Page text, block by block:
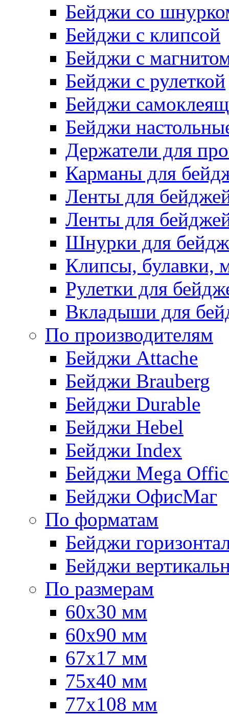
Бейджи со
Бейджи с клипсой
Бейджи с
Бейджи с рулеткой
Бейджи
Бейджи
Держатели для
Карманы для
Ленты для
Ленты для
Шнурки для
Клипсы, булавки,
Рулетки для
Вкладыши для
По производителям
Бейджи Attache
Бейджи Brauberg
Бейджи Durable
Бейджи Hebel
Бейджи Index
Бейджи Mega
Бейджи ОфисМаг
По форматам
Бейджи
Бейджи
По размерам
60x30 мм
60х90 мм
67х17 мм
75x40 мм
77х108 мм